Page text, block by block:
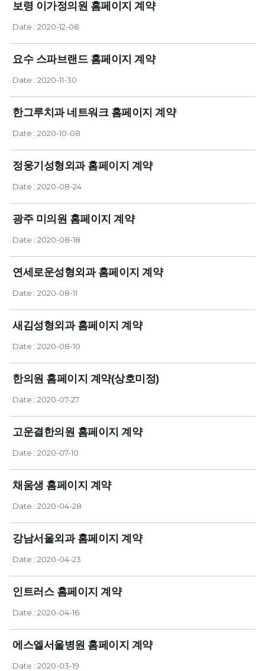
보령 이가정의원 홈페이지 계약
Date : 2020-12-08
요수 스파브랜드 홈페이지 계약
Date : 2020-11-30
한그루치과 네트워크 홈페이지 계약
Date : 2020-10-08
정웅기성형외과 홈페이지 계약
Date : 2020-08-24
광주 미의원 홈페이지 계약
Date : 2020-08-18
연세로운성형외과 홈페이지 계약
Date : 2020-08-11
새김성형외과 홈페이지 계약
Date : 2020-08-10
한의원 홈페이지 계약(상호미정)
Date : 2020-07-27
고운결한의원 홈페이지 계약
Date : 2020-07-10
채움생 홈페이지 계약
Date : 2020-04-28
강남서울외과 홈페이지 계약
Date : 2020-04-23
인트러스 홈페이지 계약
Date : 2020-04-16
에스엘서울병원 홈페이지 계약
Date : 2020-03-19